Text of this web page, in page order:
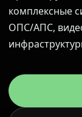
комплексные
ОПС/АПС,